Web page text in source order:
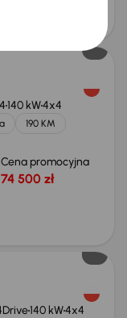
140 kW4x4
190 KM
Cena promocyjna
74 500 zł
140 kW4x4